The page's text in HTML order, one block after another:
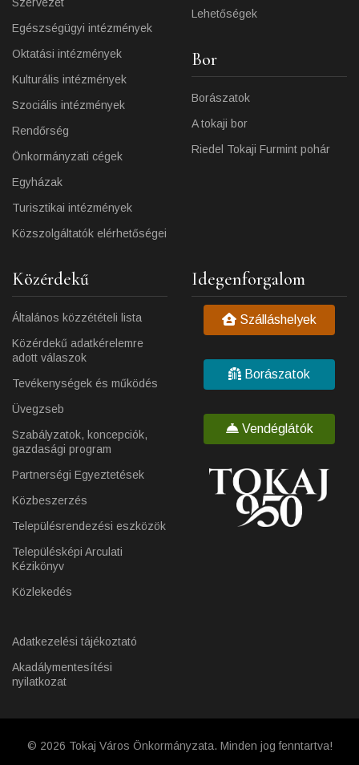
Egészségügyi intézmények
Oktatási intézmények
Kulturális intézmények
Szociális intézmények
Rendőrség
Önkormányzati cégek
Egyházak
Turisztikai intézmények
Közszolgáltatók elérhetőségei
Lehetőségek
Bor
Borászatok
A tokaji bor
Riedel Tokaji Furmint pohár
Közérdekű
Általános közzétételi lista
Közérdekű adatkérelemre
adott válaszok
Tevékenységek és működés
Üvegzseb
Szabályzatok, koncepciók,
gazdasági program
Partnerségi Egyeztetések
Közbeszerzés
Településrendezési eszközök
Településképi Arculati
Kézikönyv
Közlekedés
Adatkezelési tájékoztató
Akadálymentesítési
nyilatkozat
Idegenforgalom
Szálláshelyek
Borászatok
Vendéglátók
© 2026 Tokaj Város Önkormányzata. Minden jog fenntartva!